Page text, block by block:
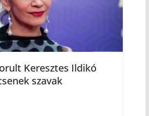
Keresztes Ildikó
szavak